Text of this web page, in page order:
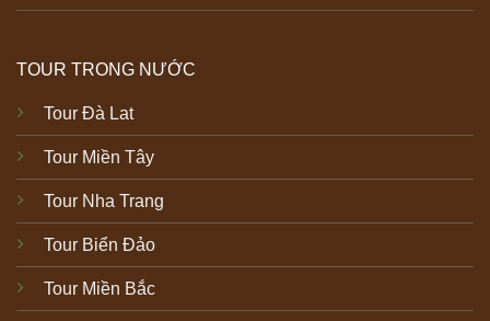
TOUR TRONG NƯỚC
Tour Đà Lat
Tour Miền Tây
Tour Nha Trang
Tour Biển Đảo
Tour Miền Bắc